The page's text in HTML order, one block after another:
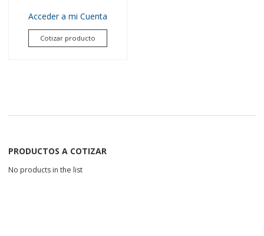
Acceder a mi Cuenta
Cotizar producto
PRODUCTOS A COTIZAR
No products in the list